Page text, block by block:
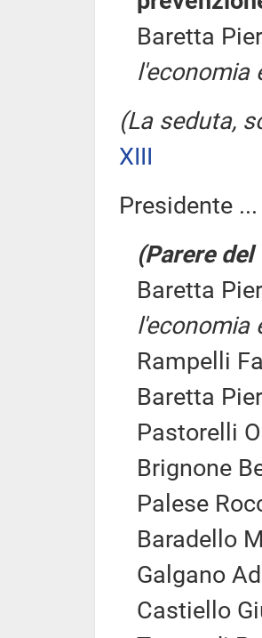
Baretta
l'economia
(La seduta,
XIII
Presidente
(Parere del
Baretta
l'economia
Rampelli
Baretta
Pastorelli
Brignone
Palese
Baradello
Galgano
Castiello